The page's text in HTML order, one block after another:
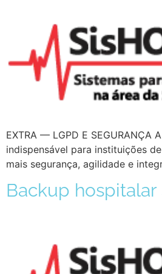
EXTRA — LGPD E SEGURANÇA
indispensável para instituições
mais segurança, agilidade e
Backup